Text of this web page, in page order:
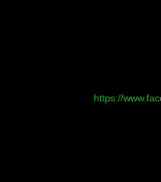
https://